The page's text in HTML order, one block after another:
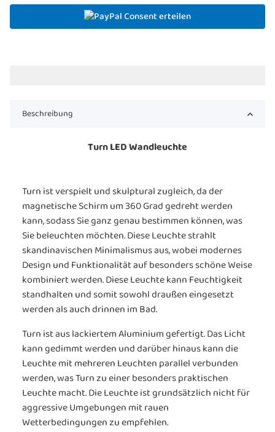
Consent erteilen
Beschreibung
Turn LED Wandleuchte
Turn ist verspielt und skulptural zugleich, da der
magnetische Schirm um 360 Grad gedreht werden
kann, sodass Sie ganz genau bestimmen können, was
Sie beleuchten möchten. Diese Leuchte strahlt
skandinavischen Minimalismus aus, wobei modernes
Design und Funktionalität auf besonders schöne Weise
kombiniert werden. Diese Leuchte kann Feuchtigkeit
standhalten und somit sowohl draußen eingesetzt
werden als auch drinnen im Bad.
Turn ist aus lackiertem Aluminium gefertigt. Das Licht
kann gedimmt werden und darüber hinaus kann die
Leuchte mit mehreren Leuchten parallel verbunden
werden, was Turn zu einer besonders praktischen
Leuchte macht. Die Leuchte ist grundsätzlich nicht für
aggressive Umgebungen mit rauen
Wetterbedingungen zu empfehlen.